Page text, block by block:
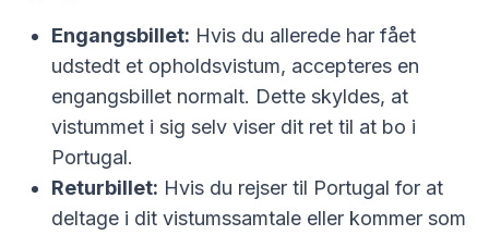
Engangsbillet: Hvis du allerede har fået
udstedt et opholdsvistum, accepteres en
engangsbillet normalt. Dette skyldes, at
vistummet i sig selv viser dit ret til at bo i
Portugal.
Returbillet: Hvis du rejser til Portugal for at
deltage i dit vistumssamtale eller kommer som